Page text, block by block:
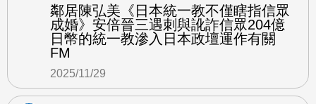
鄰居陳弘美《日本統一教不僅瞎指信眾
成婚》安倍晉三遇刺與訛詐信眾204億
日幣的統一教滲入日本政壇運作有關
FM
2025/11/29